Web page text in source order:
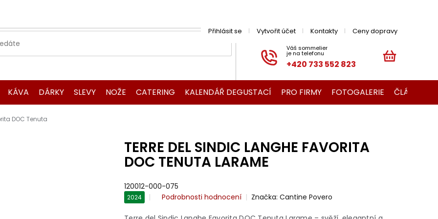
+420 733 552 823
Přihlásit se Vytvořit účet Kontakty Ceny dopravy
KOŠÍK
KÁVA DÁRKY SLEVY NOŽE CATERING KALENDÁŘ DEGUSTACÍ PRO FIRMY FOTOGALERIE ČLÁNKY O
DOC Tenuta
TERRE DEL SINDIC LANGHE FAVORITA
DOC TENUTA LARAME
120012-000-075
2024
Průměrné
produktu
Podrobnosti hodnocení Značka: Cantine Povero